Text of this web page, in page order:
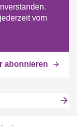
vom